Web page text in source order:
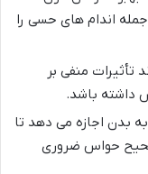
جمله اندام های حسی را
تأثیرات منفی بر
داشته باشد.
بدن اجازه می دهد تا
صحیح حواس ضروری